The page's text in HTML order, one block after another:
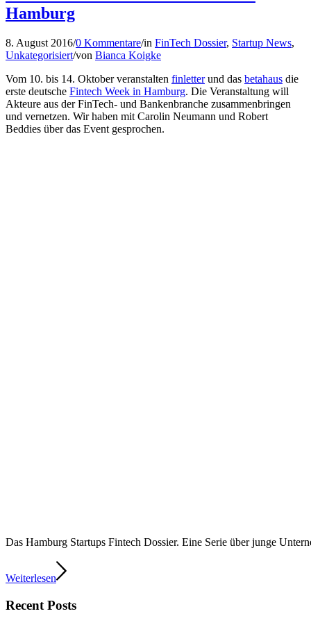
Hamburg
8. August 2016/0 Kommentare/in FinTech Dossier, Startup News,
Unkategorisiert/von Bianca Koigke
Vom 10. bis 14. Oktober veranstalten finletterund das betahaus die
erste deutsche Fintech Week in Hamburg. Die Veranstaltung will
Akteure aus der FinTech- und Bankenbranche zusammenbringen
und vernetzen. Wir haben mit Carolin Neumann und Robert
Beddies über das Event gesprochen.
Das Hamburg Startups Fintech Dossier. Eine Serie über junge
Weiterlesen
Recent Posts